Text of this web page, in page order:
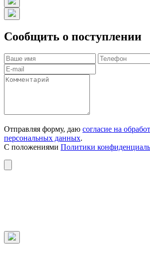
Сообщить о поступлении
Отправляя форму, даю согласие на
персональных данных.
С положениями Политики